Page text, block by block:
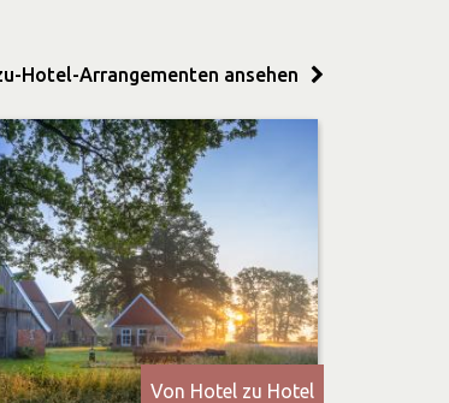
Hotel-Arrangementen ansehen
Von Hotel zu Hotel